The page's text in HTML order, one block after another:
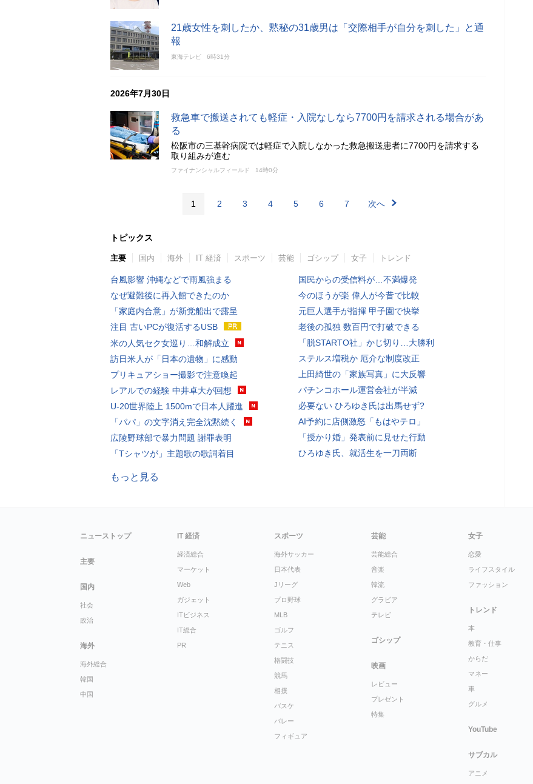
21歳女性を刺したか、黙秘の31歳男は「交際相手が自分を刺した」と通
報
東海テレビ 6時31分
2026年7月30日
救急車で搬送されても軽症・入院なしなら7700円を請求される場合があ
る
松阪市の三基幹病院では軽症で入院しなかった救急搬送患者に7700円を請求する
取り組みが進む
ファイナンシャルフィールド 14時0分
1 2 3 4 5 6 7 次へ
トピックス
主要 国内 海外 IT 経済 スポーツ 芸能 ゴシップ 女子 トレンド
台風影響 沖縄などで雨風強まる
なぜ避難後に再入館できたのか
「家庭内合意」が新党船出で露呈
注目 古いPCが復活するUSB
米の人気セク女巡り…和解成立
訪日米人が「日本の遺物」に感動
プリキュアショー撮影で注意喚起
レアルでの経験 中井卓大が回想
U-20世界陸上 1500mで日本人躍進
「パパ」の文字消え完全沈黙続く
広陵野球部で暴力問題 謝罪表明
「Tシャツが」主題歌の歌詞着目
国民からの受信料が…不満爆発
今のほうが楽 偉人が今昔で比較
元巨人選手が指揮 甲子園で快挙
老後の孤独 数百円で打破できる
「脱STARTO社」かじ切り…大勝利
ステルス増税か 厄介な制度改正
上田綺世の「家族写真」に大反響
パチンコホール運営会社が半減
必要ない ひろゆき氏は出馬せず?
AI予約に店側激怒「もはやテロ」
「授かり婚」発表前に見せた行動
ひろゆき氏、就活生を一刀両断
もっと見る
ニューストップ
主要
国内
社会
政治
海外
海外総合
韓国
中国
IT 経済
経済総合
マーケット
Web
ガジェット
ITビジネス
IT総合
PR
スポーツ
海外サッカー
日本代表
Jリーグ
プロ野球
MLB
ゴルフ
テニス
格闘技
競馬
相撲
バスケ
バレー
フィギュア
芸能
芸能総合
音楽
韓流
グラビア
テレビ
ゴシップ
映画
レビュー
プレゼント
特集
女子
恋愛
ライフスタイル
ファッション
トレンド
本
教育・仕事
からだ
マネー
車
グルメ
YouTube
サブカル
アニメ